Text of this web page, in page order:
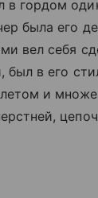
гордом
была его
вел себя
был в его
и